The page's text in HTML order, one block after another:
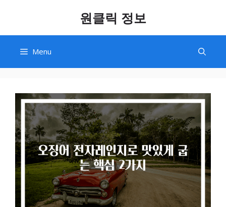
content
원클릭 정보
Menu